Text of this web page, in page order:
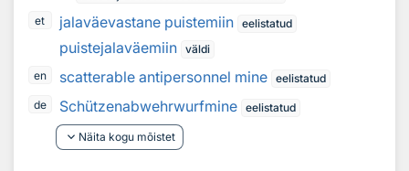
et
jalaväevastane puistemiin eelistatud
puistejalaväemiin väldi
en
scatterable antipersonnel mine eelistatud
de
Schützenabwehrwurfmine eelistatud
keyboard_arrow_down Näita kogu mõistet